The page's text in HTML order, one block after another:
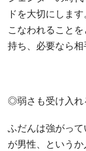
ドを大切にしま
こなわれること
持ち、必要なら相
◎弱さも受け入れ
ふだんは強がっ
が男性、という